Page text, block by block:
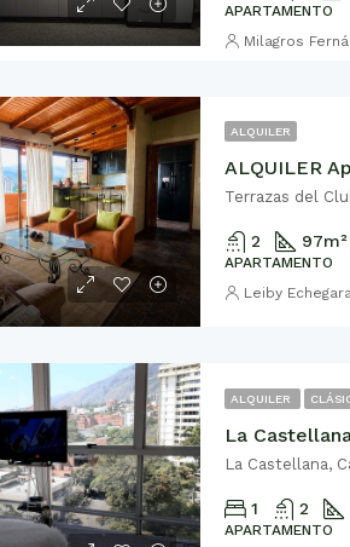
APARTAMENTO
Milagros
ALQUILER
Terrazas del
2 97m²
APARTAMENTO
Leiby
ALQUILER
La Castellana,
1 2
APARTAMENTO